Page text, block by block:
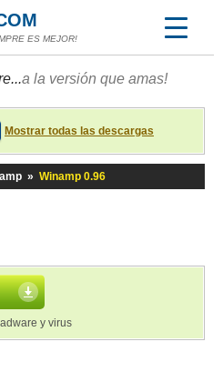
ES MEJOR!
a la versión que amas!
Mostrar todas las descargas
» Winamp 0.96
y virus